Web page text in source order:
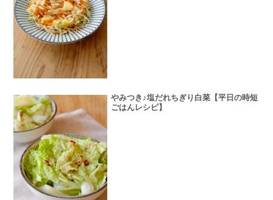
やみつき♪塩だれちぎり白菜【平日の時短
ごはんレシピ】